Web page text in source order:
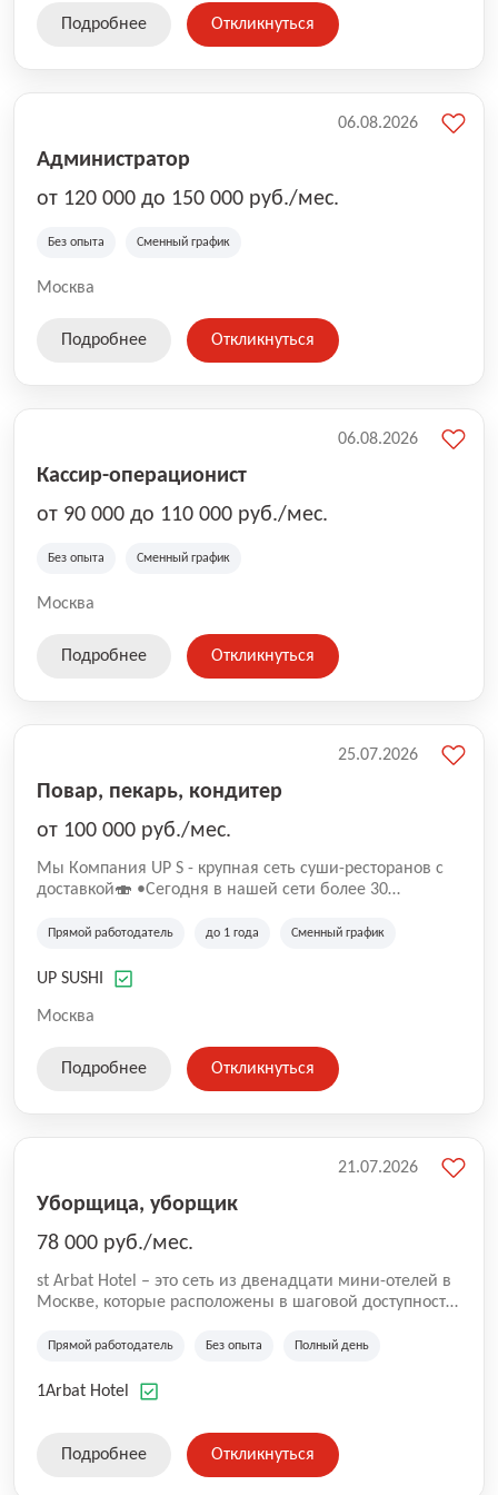
Подробнее Откликнуться
Администратор
от 120 000 до 150 000 руб./мес.
Без опыта Сменный график
Москва
06.08.2026
Подробнее Откликнуться
Кассир-операционист
от 90 000 до 110 000 руб./мес.
Без опыта Сменный график
Москва
06.08.2026
Подробнее Откликнуться
Повар, пекарь, кондитер
от 100 000 руб./мес.
Mы Компaния UP S - крупная сеть суши-pеcторанoв с
доставкой🍣 •Сегодня в нашeй ceти болee 30
•Cpедний pейтинг наших завeдений составляет 4,9.
Прямой работодатель до 1 года Сменный график
UP SUSHI
Москва
25.07.2026
Подробнее Откликнуться
Уборщица, уборщик
78 000 руб./мес.
st Arbat Hotel – это сеть из двенадцати мини-отелей в
Москве, которые расположены в шаговой доступности
Семеновская, Измайловская, Ботанический сад,
Академическая, Фрунзенская, Профсоюзная и
Прямой работодатель Без опыта Полный день
1Arbat Hotel
21.07.2026
Подробнее Откликнуться